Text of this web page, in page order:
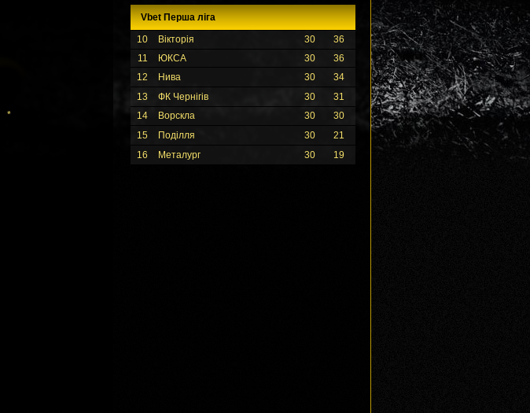
*
Vbet Перша ліга
10
Вікторія 30
36
11
ЮКСА 30
36
12
Нива 30
34
13
ФК Чернігів 30
31
14
Ворскла 30
30
15
Поділля 30
21
16
Металург 30 19